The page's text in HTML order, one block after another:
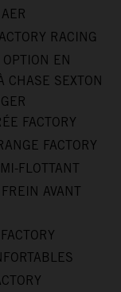
RACING
EN
CHASE SEXTON
FACTORY
FACTORY
FLOTTANT
AVANT